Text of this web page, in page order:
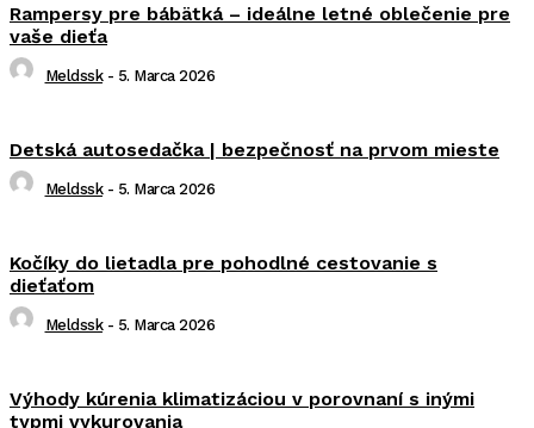
Rampersy pre bábätká – ideálne letné oblečenie pre
vaše dieťa
Meldssk - 5. Marca 2026
Detská autosedačka | bezpečnosť na prvom mieste
Meldssk - 5. Marca 2026
Kočíky do lietadla pre pohodlné cestovanie s
dieťaťom
Meldssk - 5. Marca 2026
Výhody kúrenia klimatizáciou v porovnaní s inými
typmi vykurovania